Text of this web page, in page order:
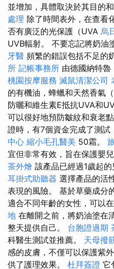
並增加，具體取決於其目的
處理 除了時間表外，在查看
否有廣泛的光保護（UVA 烏
UVB輻射。 不要忘記將奶油
牙醫 頻繁的錯誤包括不足的
所 記帳事務所 由德國納特魯
桃園按摩服務 滅鼠清潔公司
的有機油，蜂蠟和天然香氣
防曬和維生素E抵抗UVA和
可以很好地預防皺紋和衰老點
證時，有7個資金完成了測試
中心 縮小毛孔醫美 50霜。
宜但非常有效，旨在保護嬰
茶外燴 該產品已經過1歲起的
耳掛式助聽器 選擇產品的活
表現的風險。 基於草藥成分
適合不同年齡的女性，可以
地 在離開之前，將奶油塗在
整天提供自己。 台胞證過期
科醫生測試並推薦。 天母撥
感的皮膚，不僅可以保護紫
供了護理效果。 杜拜簽證 它